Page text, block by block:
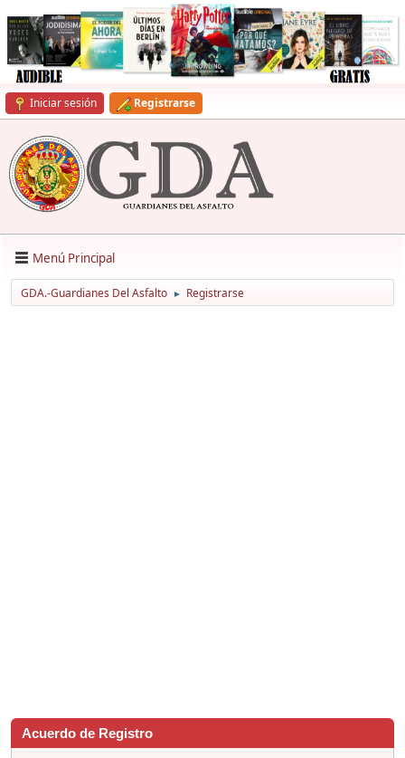
Iniciar sesión Registrarse
Menú Principal
GDA.-Guardianes Del Asfalto ► Registrarse
Acuerdo de Registro